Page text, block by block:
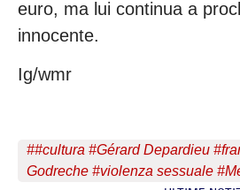
euro, ma lui continua a
innocente.
Ig/wmr
##cultura #Gérard Depardieu
Godreche #violenza sessuale